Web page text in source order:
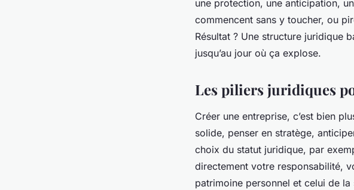
une protection, une anticipation,
commencent sans y toucher, ou
Résultat ? Une structure juridique
jusqu’au jour où ça explose.
Les piliers juridiques
Créer une entreprise, c’est bien
solide, penser en stratège,
choix du statut juridique, par
directement votre responsabilité,
patrimoine personnel et celui de la